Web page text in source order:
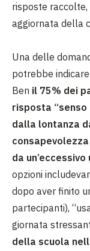
risposte
aggiornata della
Una delle
potrebbe
Ben il 75% dei
risposta
dalla lontanza
da
opzioni
dopo aver finito
partecipanti),
giornata
della scuola